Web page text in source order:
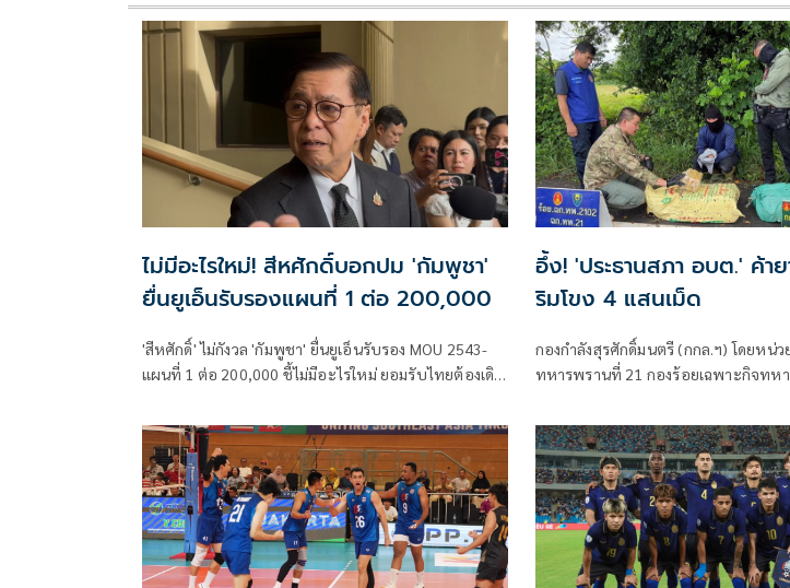
ไม่มีอะไรใหม่! สีหศักดิ์บอกปม 'กัมพูชา'
ยื่นยูเอ็นรับรองแผนที่ 1 ต่อ 200,000
'สีหศักดิ์' ไม่กังวล 'กัมพูชา' ยื่นยูเอ็นรับรอง MOU 2543-
แผนที่ 1 ต่อ 200,000​ ชี้ไม่มีอะไรใหม่ ยอมรับไทยต้องเดิน
กรรมการสิทธิฯระวังตกเป็นเครื่องมือเขมร​
อึ้ง! 'ประธานสภา อบต.' ค้า
ริมโขง 4 แสนเม็ด
กองกำลังสุรศักดิ์มนตรี (กกล.ฯ) โดยหน่ว
ทหารพรานที่ 21 กองร้อยเฉพาะกิจทห
จ.นครพนม